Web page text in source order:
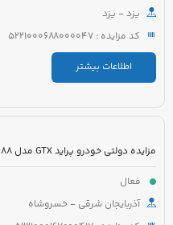
یزد - یزد
کد مزایده : 5221000688000047
اطلاعات بیشتر
مزایده دولتی خودرو پراید GTX مدل 1388 رنگ سفید
فعال
آذربایجان شرقی - خسروشاه